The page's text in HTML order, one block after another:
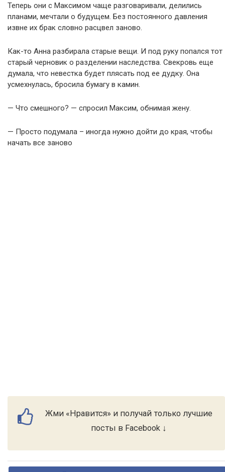
Теперь они с Максимом чаще разговаривали, делились
планами, мечтали о будущем. Без постоянного давления
извне их брак словно расцвел заново.
Как-то Анна разбирала старые вещи. И под руку попался тот
старый черновик о разделении наследства. Свекровь еще
думала, что невестка будет плясать под ее дудку. Она
усмехнулась, бросила бумагу в камин.
— Что смешного? — спросил Максим, обнимая жену.
— Просто подумала – иногда нужно дойти до края, чтобы
начать все заново
Жми «Нравится» и получай только лучшие
посты в Facebook ↓